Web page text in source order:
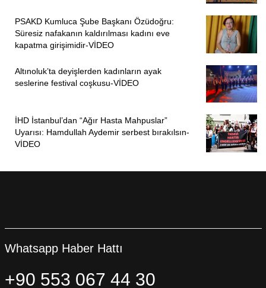
PSAKD Kumluca Şube Başkanı Özüdoğru:
Süresiz nafakanın kaldırılması kadını eve
kapatma girişimidir-VİDEO
Altınoluk’ta deyişlerden kadınların ayak
seslerine festival coşkusu-VİDEO
İHD İstanbul’dan “Ağır Hasta Mahpuslar”
Uyarısı: Hamdullah Aydemir serbest bırakılsın-
VİDEO
Whatsapp Haber Hattı
+90 553 067 44 30